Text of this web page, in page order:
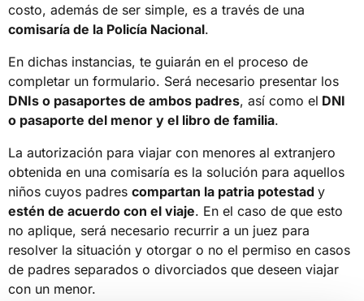
costo, además de ser simple, es a través de una
comisaría de la Policía Nacional.
En dichas instancias, te guiarán en el proceso de
completar un formulario. Será necesario presentar los
DNIs o pasaportes de ambos padres, así como el DNI
o pasaporte del menor y el libro de familia.
La autorización para viajar con menores al extranjero
obtenida en una comisaría es la solución para aquellos
niños cuyos padres compartan la patria potestad y
estén de acuerdo con el viaje. En el caso de que esto
no aplique, será necesario recurrir a un juez para
resolver la situación y otorgar o no el permiso en casos
de padres separados o divorciados que deseen viajar
con un menor.